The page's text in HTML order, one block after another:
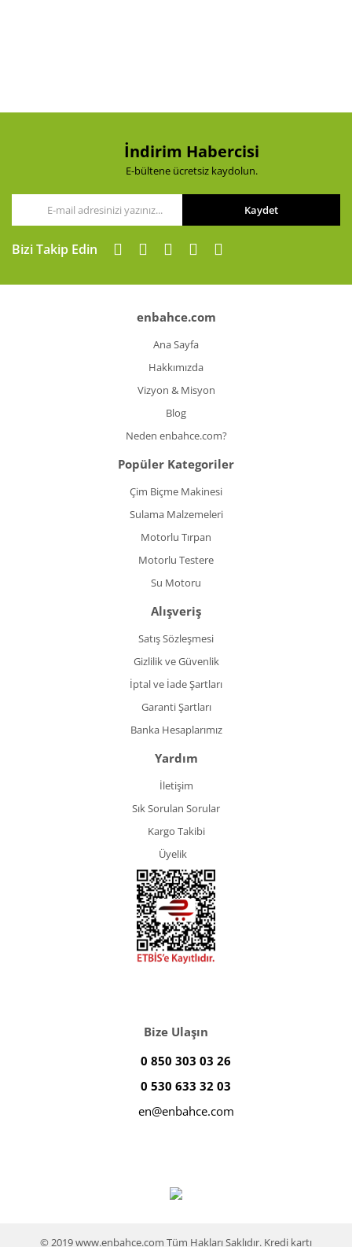
Ürün fiyatı diğer sitelerden daha pahalı.
Gönder
İndirim Habercisi
E-bültene ücretsiz kaydolun.
Kaydet
Bizi Takip Edin
enbahce.com
Ana Sayfa
Hakkımızda
Vizyon & Misyon
Blog
Neden enbahce.com?
Popüler Kategoriler
Çim Biçme Makinesi
Sulama Malzemeleri
Motorlu Tırpan
Motorlu Testere
Su Motoru
Alışveriş
Satış Sözleşmesi
Gizlilik ve Güvenlik
İptal ve İade Şartları
Garanti Şartları
Banka Hesaplarımız
Yardım
İletişim
Sık Sorulan Sorular
Kargo Takibi
Üyelik
Bize Ulaşın
0 850 303 03 26
0 530 633 32 03
en@enbahce.com
© 2019 www.enbahce.com Tüm Hakları Saklıdır. Kredi kartı